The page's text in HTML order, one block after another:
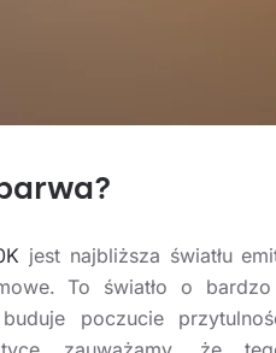
jest najbliższa światłu
To światło o bardzo
poczucie